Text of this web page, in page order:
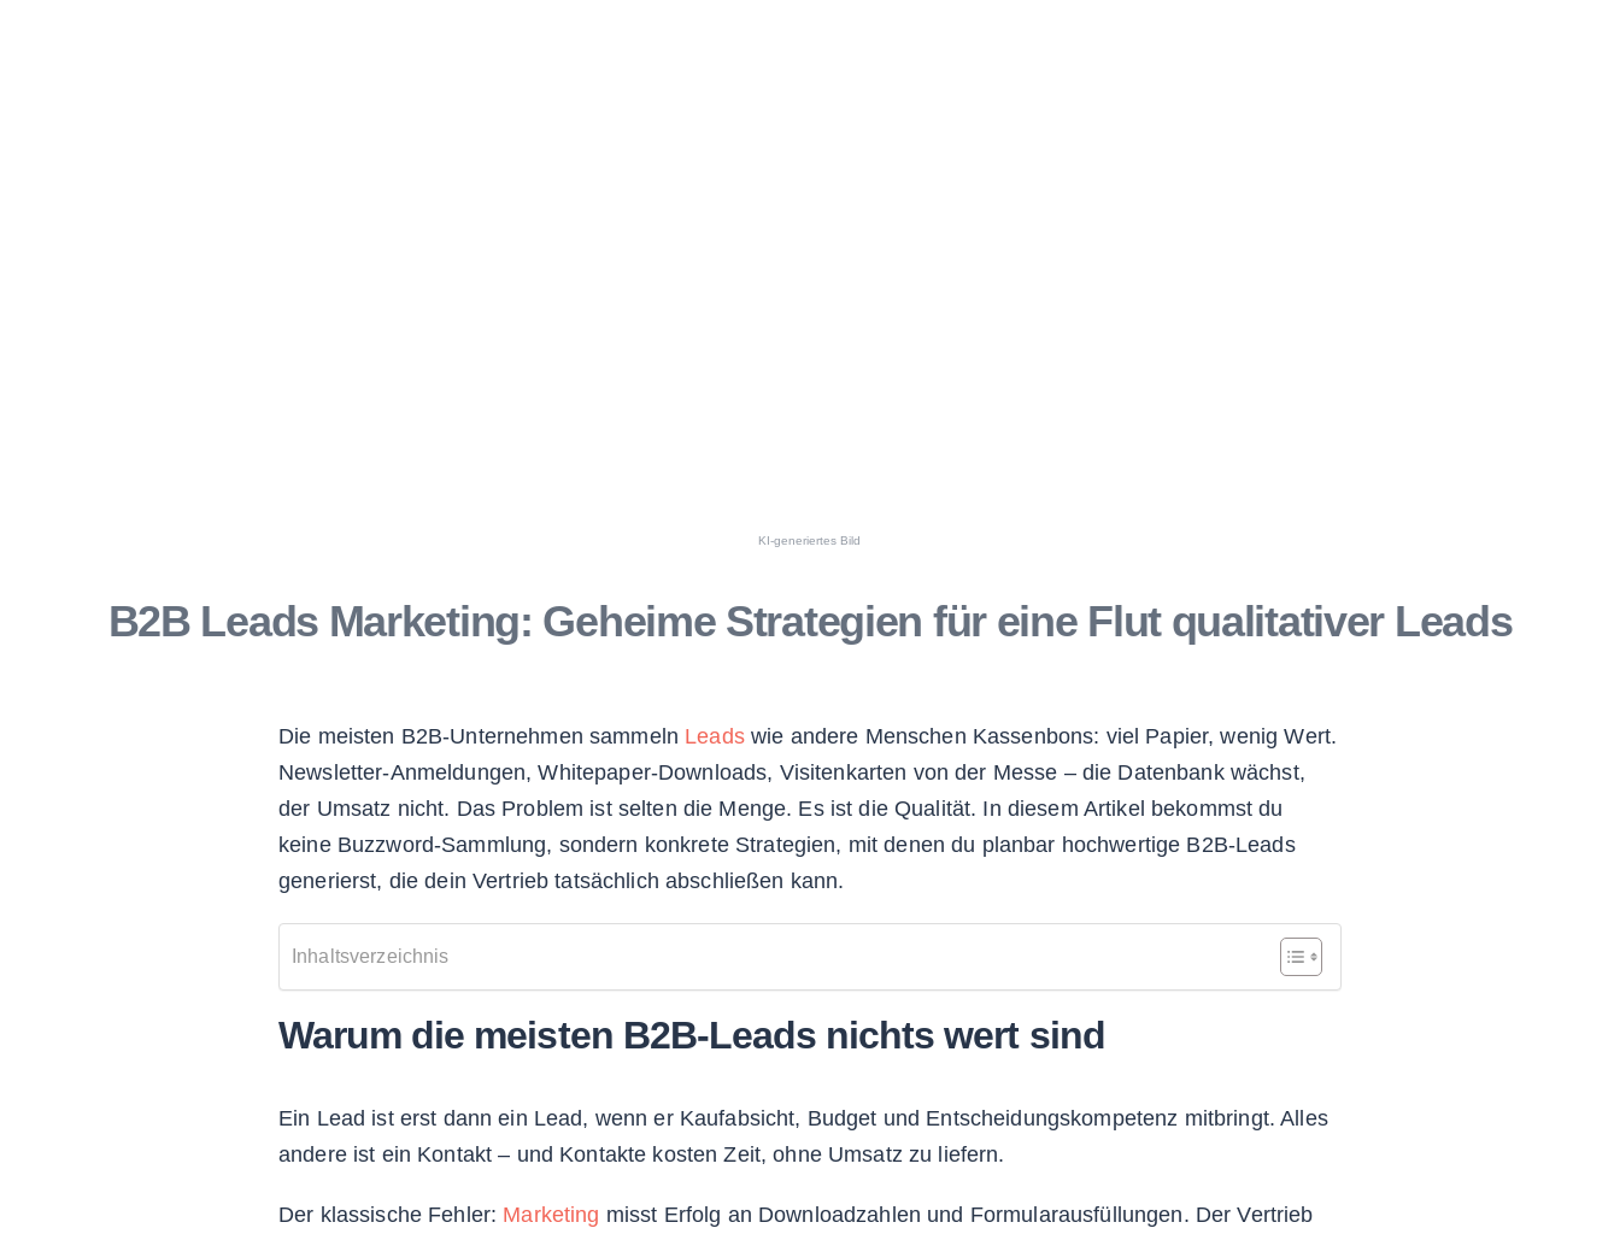
KI-generiertes Bild
B2B Leads Marketing: Geheime Strategien für eine Flut qualitativer Leads
Die meisten B2B-Unternehmen sammeln Leadswie andere Menschen Kassenbons: viel Papier, wenig Wert.
Newsletter-Anmeldungen, Whitepaper-Downloads, Visitenkarten von der Messe – die Datenbank wächst,
der Umsatz nicht. Das Problem ist selten die Menge. Es ist die Qualität. In diesem Artikel bekommst du
keine Buzzword-Sammlung, sondern konkrete Strategien, mit denen du planbar hochwertige B2B-Leads
generierst, die dein Vertrieb tatsächlich abschließen kann.
Inhaltsverzeichnis
Warum die meisten B2B-Leads nichts wert sind
Ein Lead ist erst dann ein Lead, wenn er Kaufabsicht, Budget und Entscheidungskompetenz mitbringt. Alles
andere ist ein Kontakt – und Kontakte kosten Zeit, ohne Umsatz zu liefern.
Der klassische Fehler: Marketing misst Erfolg an Downloadzahlen und Formularausfüllungen. Der Vertrieb